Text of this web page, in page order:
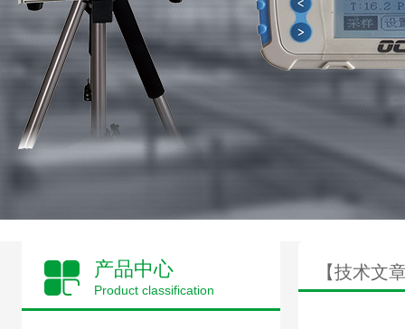
产品中心
Product classification
【技术文